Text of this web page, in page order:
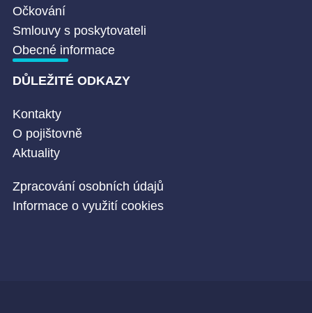
Očkování
Smlouvy s poskytovateli
Obecné informace
DŮLEŽITÉ ODKAZY
Kontakty
O pojištovně
Aktuality
Zpracování osobních údajů
Informace o využití cookies